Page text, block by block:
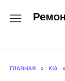
ГЛАВНАЯ » KIA »